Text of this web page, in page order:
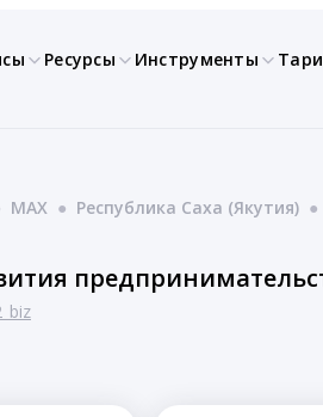
Ресурсы Инструменты
MAX ● Республика Саха (Якутия) ●